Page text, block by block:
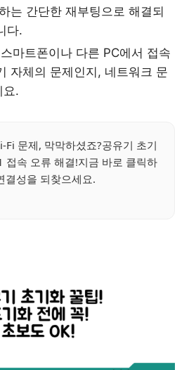
는 간단한 재부팅으로 해결되
다.
스마트폰이나 다른 PC에서 접속
자체의 문제인지, 네트워크 문
요.
Fi 문제, 막막하셨죠?공유기 초기
접속 오류 해결!지금 바로 클릭하
결성을 되찾으세요.